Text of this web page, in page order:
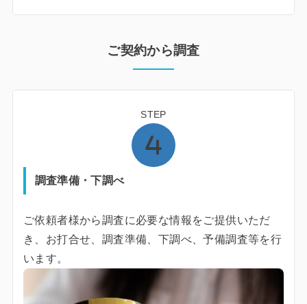
ご契約から調査
STEP
調査準備・下調べ
ご依頼者様から調査に必要な情報をご提供いただ
き、お打合せ、調査準備、下調べ、予備調査等を行
います。